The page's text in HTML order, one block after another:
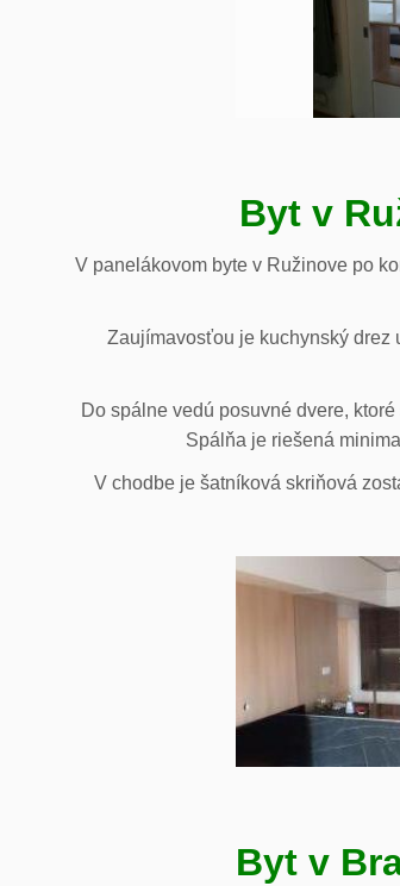
Byt v
V panelákovom byte v Ružinove po
Zaujímavosťou je kuchynský drez
Do spálne vedú posuvné dvere,
Spálňa je riešená
V chodbe je šatníková skriňová
Byt v